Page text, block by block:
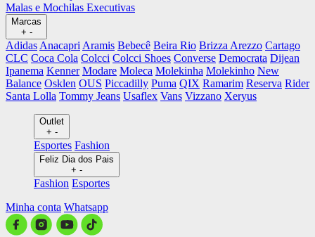
Malas e Mochilas Executivas
Marcas
+ -
Adidas Anacapri Aramis Bebecê Beira Rio Brizza Arezzo Cartago
CLC Coca Cola Colcci Colcci Shoes Converse Democrata Dijean
Ipanema Kenner Modare Moleca Molekinha Molekinho New
Balance Osklen OUS Piccadilly Puma QIX Ramarim Reserva Rider
Santa Lolla Tommy Jeans Usaflex Vans Vizzano Xeryus
Outlet
+ -
Esportes Fashion
Feliz Dia dos Pais
+ -
Fashion Esportes
Minha conta Whatsapp